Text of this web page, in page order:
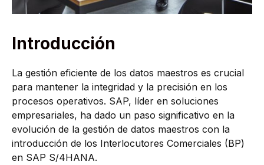
Introducción
La gestión eficiente de los datos maestros es crucial
para mantener la integridad y la precisión en los
procesos operativos. SAP, líder en soluciones
empresariales, ha dado un paso significativo en la
evolución de la gestión de datos maestros con la
introducción de los Interlocutores Comerciales (BP)
en SAP S/4HANA.